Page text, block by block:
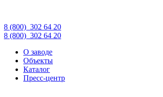
8 (800) 302 64 20
8 (800) 302 64 20
О заводе
Объекты
Каталог
Пресс-центр